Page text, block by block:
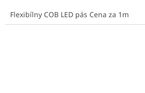
Flexibílny COB LED pás Cena za 1m